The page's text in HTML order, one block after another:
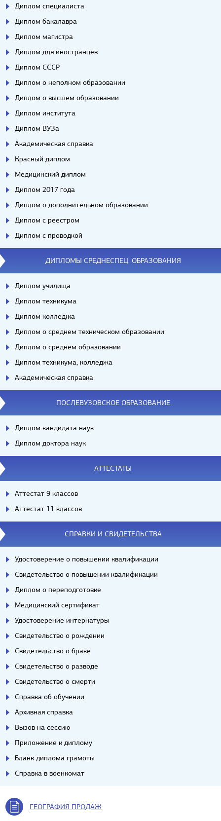
Диплом специалиста
Диплом бакалавра
Диплом магистра
Диплом для иностранцев
Диплом СССР
Диплом о неполном образовании
Диплом о высшем образовании
Диплом института
Диплом ВУЗа
Академическая справка
Красный диплом
Медицинский диплом
Диплом 2017 года
Диплом о дополнительном образовании
Диплом с реестром
Диплом с проводкой
ДИПЛОМЫ СРЕДНЕСПЕЦ. ОБРАЗОВАНИЯ
Диплом училища
Диплом техникума
Диплом колледжа
Диплом о среднем техническом образовании
Диплом о среднем образовании
Диплом техникума, колледжа
Академическая справка
ПОСЛЕВУЗОВСКОЕ ОБРАЗОВАНИЕ
Диплом кандидата наук
Диплом доктора наук
АТТЕСТАТЫ
Аттестат 9 классов
Аттестат 11 классов
СПРАВКИ И СВИДЕТЕЛЬСТВА
Удостоверение о повышении квалификации
Свидетельство о повышении квалификации
Диплом о переподготовке
Медицинский сертификат
Удостоверение интернатуры
Свидетельство о рождении
Свидетельство о браке
Свидетельство о разводе
Свидетельство о смерти
Справка об обучении
Архивная справка
Вызов на сессию
Приложение к диплому
Бланк диплома грамоты
Справка в военкомат
ГЕОГРАФИЯ ПРОДАЖ